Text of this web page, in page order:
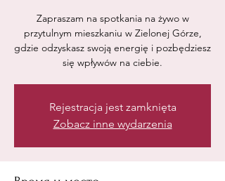
Zapraszam na spotkania na żywo w
przytulnym mieszkaniu w Zielonej Górze,
gdzie odzyskasz swoją energię i pozbędziesz
się wpływów na ciebie.
Rejestracja jest zamknięta
Zobacz inne wydarzenia